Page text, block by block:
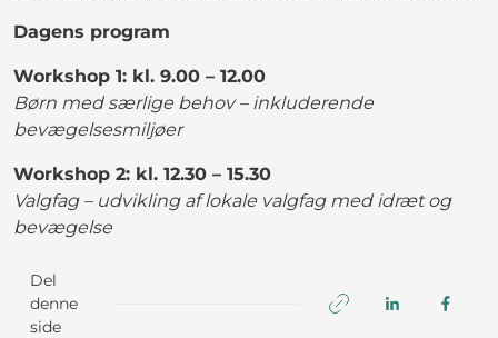
Dagens program
Workshop 1: kl. 9.00 – 12.00
Børn med særlige behov – inkluderende
bevægelsesmiljøer
Workshop 2: kl. 12.30 – 15.30
Valgfag – udvikling af lokale valgfag med idræt og
bevægelse
Del
denne
side